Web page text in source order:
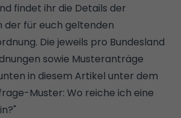
findet ihr die Details der
der für euch geltenden
Die jeweils pro Bundesland
sowie Musteranträge
in diesem Artikel unter dem
Muster: Wo reiche ich eine